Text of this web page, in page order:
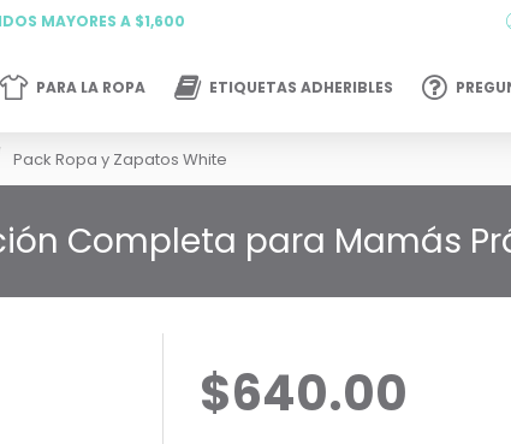
MAYORES A $1,600
PARA LA ROPA ETIQUETAS ADHERIBLES
Pack Ropa y Zapatos White
Completa para Mamás
$640.00